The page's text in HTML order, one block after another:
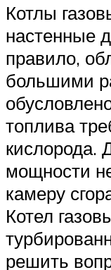
Котлы
настенные
правило,
большими
топлива
кислорода.
мощности
камеру
Котел
решить